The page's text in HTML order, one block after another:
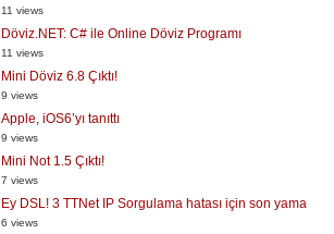
11 views
Döviz.NET: C# ile Online Döviz Programı
11 views
Mini Döviz 6.8 Çıktı!
9 views
Apple, iOS6’yı tanıttı
9 views
Mini Not 1.5 Çıktı!
7 views
Ey DSL! 3 TTNet IP Sorgulama hatası için son yama
6 views